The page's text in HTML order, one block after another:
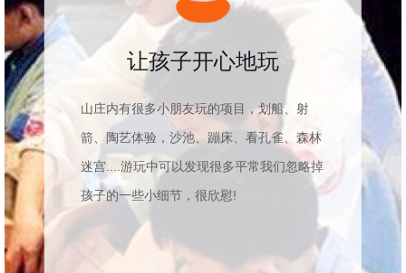
让孩子开心地玩
山庄内有很多小朋友玩的项目，划船、射
箭、陶艺体验，沙池、蹦床、看孔雀、森林
迷宫....游玩中可以发现很多平常我们忽略掉
孩子的一些小细节，很欣慰!